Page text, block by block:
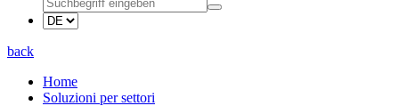
back
Home
Soluzioni per settori